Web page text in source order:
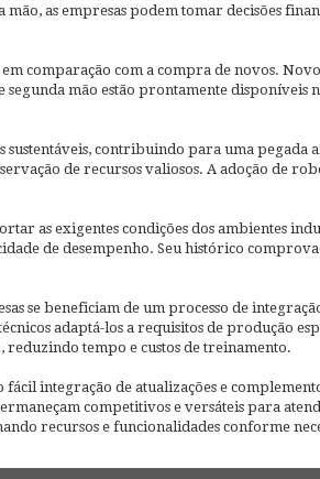
as empresas podem tomar decisões
comparação com a compra de novos.
mão estão prontamente disponíveis
contribuindo para uma pegada
de recursos valiosos. A adoção de
as exigentes condições dos ambientes
de desempenho. Seu histórico
se beneficiam de um processo de
adaptá-los a requisitos de produção
tempo e custos de treinamento.
integração de atualizações e
competitivos e versáteis para
recursos e funcionalidades conforme